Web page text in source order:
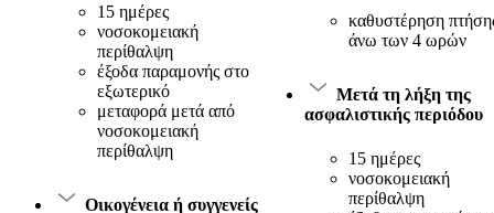
15 ημέρες
νοσοκομειακή
περίθαλψη
έξοδα παραμονής στο
εξωτερικό
μεταφορά μετά από
νοσοκομειακή
περίθαλψη
Οικογένεια ή συγγενείς
καθυστέρηση
άνω των 4 ωρών
Μετά τη λήξη της
ασφαλιστικής περιόδου
15 ημέρες
νοσοκομειακή
περίθαλψη